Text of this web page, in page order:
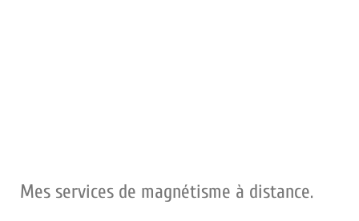
Mes services de magnétisme à distance.